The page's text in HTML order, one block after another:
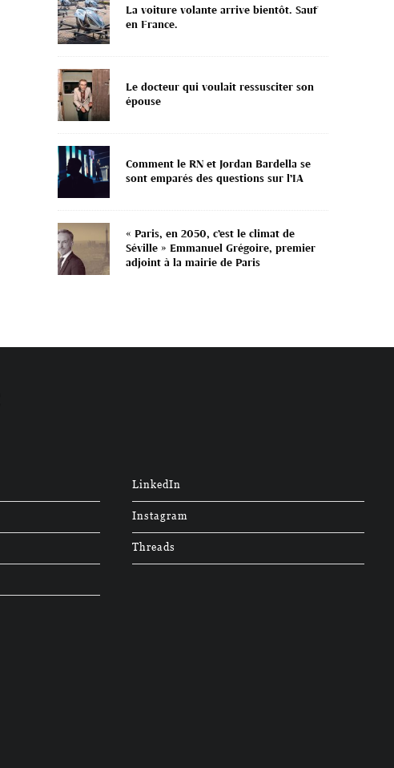
La voiture volante arrive bientôt. Sauf
en France.
Le docteur qui voulait ressusciter son
épouse
Comment le RN et Jordan Bardella se
sont emparés des questions sur l’IA
« Paris, en 2050, c’est le climat de
Séville » Emmanuel Grégoire, premier
adjoint à la mairie de Paris
LinkedIn
Instagram
Threads